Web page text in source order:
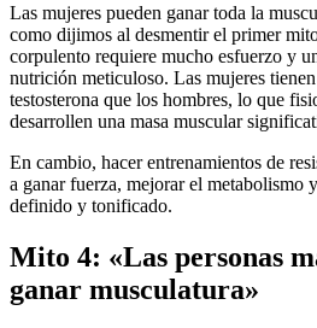
Las mujeres pueden ganar toda la
como dijimos al desmentir el primer
corpulento requiere mucho esfuerzo y
nutrición meticuloso. Las mujeres
testosterona que los hombres, lo que
desarrollen una masa muscular
En cambio, hacer entrenamientos de
a ganar fuerza, mejorar el metabolismo
definido y tonificado.
Mito 4: «Las personas
ganar musculatura»